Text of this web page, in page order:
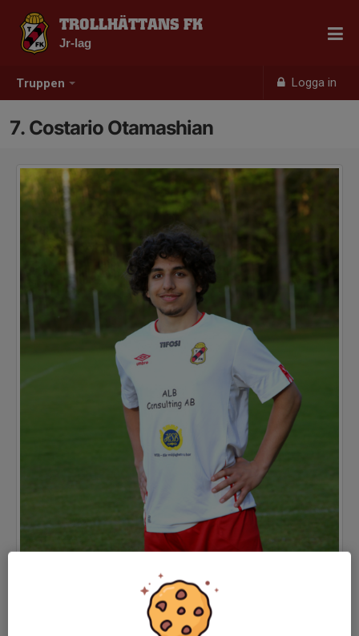
Truppen Logga in
TROLLHÄTTANS FK
Jr-lag
7. Costario Otamashian